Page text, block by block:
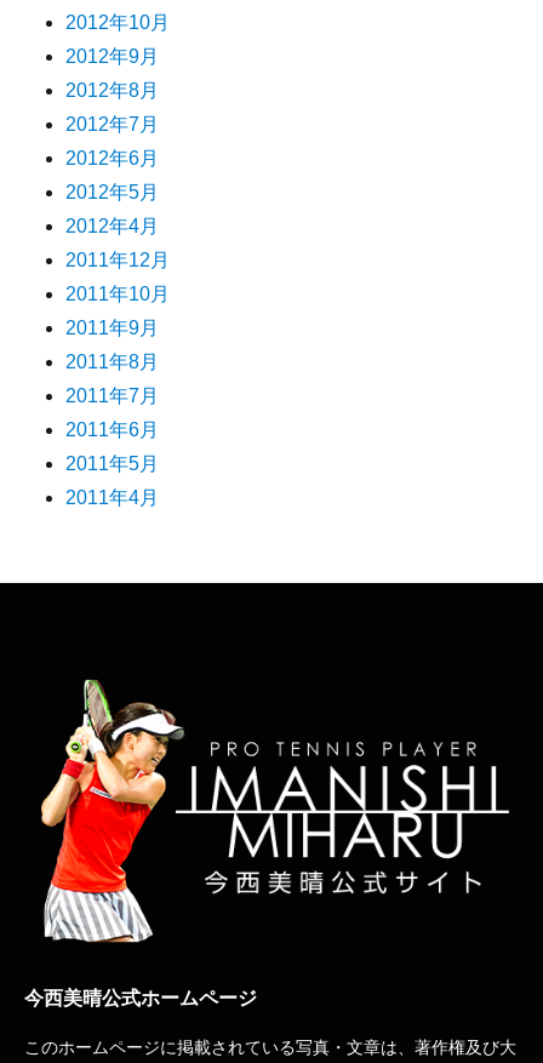
2012年10月
2012年9月
2012年8月
2012年7月
2012年6月
2012年5月
2012年4月
2011年12月
2011年10月
2011年9月
2011年8月
2011年7月
2011年6月
2011年5月
2011年4月
今西美晴公式ホームページ
このホームページに掲載されている写真・文章は、著作権及び大